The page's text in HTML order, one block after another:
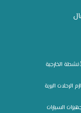
الخارجية
الرحلات البرية
السيارات